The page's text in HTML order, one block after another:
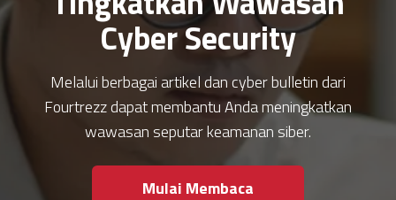
Cyber Security
Melalui berbagai artikel dan cyber bulletin dari
Fourtrezz dapat membantu Anda meningkatkan
wawasan seputar keamanan siber.
Mulai Membaca